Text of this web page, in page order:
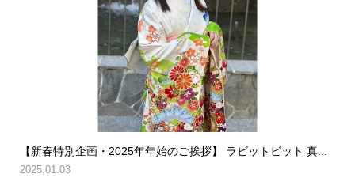
【新春特別企画・2025年年始のご挨拶】 ラビットビット 真...
2025.01.03